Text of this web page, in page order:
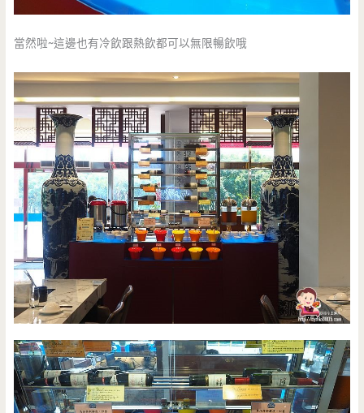
當然啦~這邊也有冷飲跟熱飲都可以無限暢飲哦